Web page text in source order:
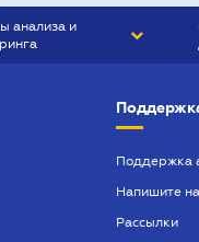
анализа и
Поддержка
Напишите
Рассылки